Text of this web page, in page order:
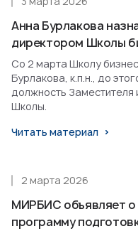
Анна Бурлакова
директором Школы
Со 2 марта Школу
Бурлакова, к.п.н., до
должность Заместителя
Школы.
Читать материал
МИРБИС объявляет
программу
2 марта 2026